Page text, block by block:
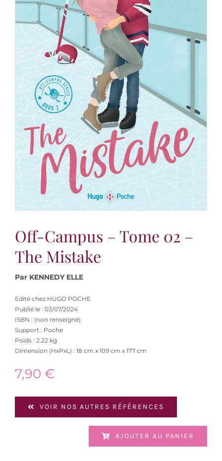
Off-Campus – Tome 02 –
The Mistake
Par KENNEDY ELLE
Edité chez HUGO POCHE
Publié le : 03/07/2024
ISBN : (non renseigné)
Support : Poche
Poids : 2.22 kg
Dimension (HxPxL) : 18 cm x 109 cm x 177 cm
7,90 €
VOIR NOS AUTRES RÉFÉRENCES
AJOUTER AU PANIER